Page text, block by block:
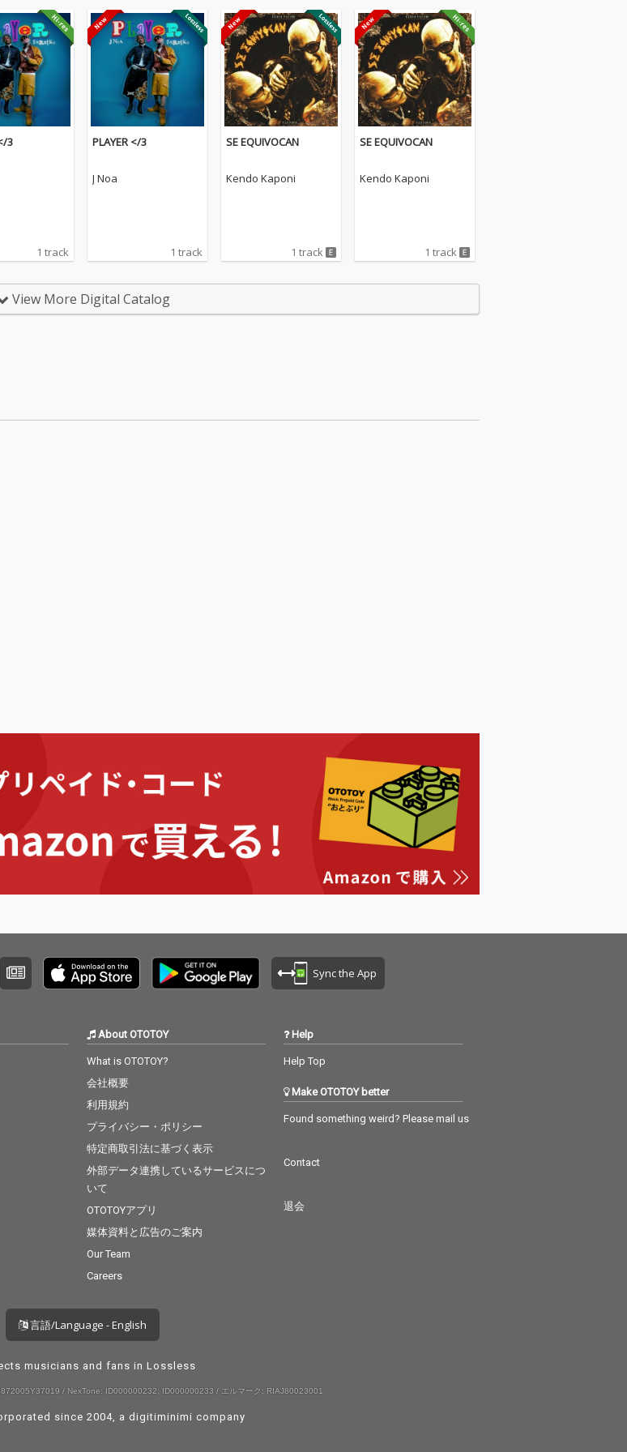
3
1 track
PLAYER </3
J Noa
1 track
SE EQUIVOCAN
Kendo Kaponi
1 track
SE EQUIVOCAN
Kendo Kaponi
1 track
View More Digital Catalog
Sync the App
About OTOTOY
What is OTOTOY?
会社概要
利用規約
プライバシー・ポリシー
特定商取引法に基づく表示
外部データ連携しているサービスにつ
いて
OTOTOYアプリ
媒体資料と広告のご案内
Our Team
Careers
Help
Help Top
Make OTOTOY better
Found something weird? Please mail us
Contact
退会
言語/Language - English
musicians and fans in Lossless
/ NexTone: ID000000232, ID000000233 / エルマーク: RIAJ80023001
since 2004, a digitiminimi company